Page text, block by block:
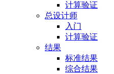
计算验证
总设计师
入门
计算验证
结果
标准结果
综合结果